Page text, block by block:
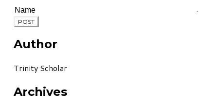
POST
Author
Trinity Scholar
Archives